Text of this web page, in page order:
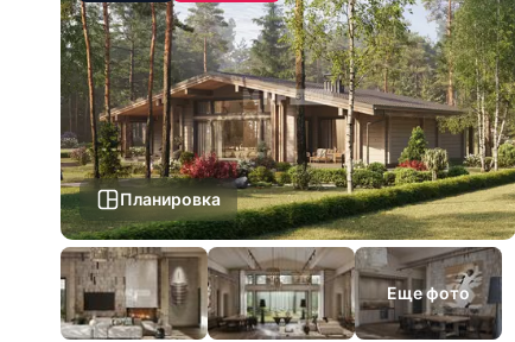
Планировка
Еще фото